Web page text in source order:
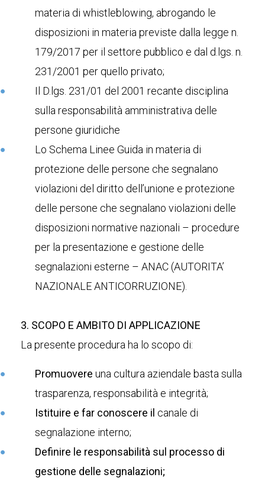
materia di whistleblowing, abrogando le
disposizioni in materia previste dalla legge n.
179/2017 per il settore pubblico e dal d.lgs. n.
231/2001 per quello privato;
Il D.lgs. 231/01 del 2001 recante disciplina
sulla responsabilità amministrativa delle
persone giuridiche
Lo Schema Linee Guida in materia di
protezione delle persone che segnalano
violazioni del diritto dell’unione e protezione
delle persone che segnalano violazioni delle
disposizioni normative nazionali – procedure
per la presentazione e gestione delle
segnalazioni esterne – ANAC (AUTORITA’
NAZIONALE ANTICORRUZIONE).
3. SCOPO E AMBITO DI APPLICAZIONE
La presente procedura ha lo scopo di:
Promuovere una cultura aziendale basta sulla
trasparenza, responsabilità e integrità;
Istituire e far conoscere il canale di
segnalazione interno;
Definire le responsabilità sul processo di
gestione delle segnalazioni;